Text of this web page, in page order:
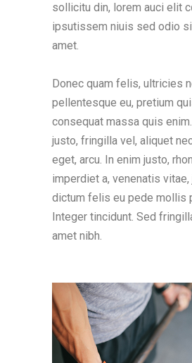
sollicitu din, lorem auci elit
ipsutissem niuis sed odio
amet.
Donec quam felis, ultricies
pellentesque eu, pretium
consequat massa quis
justo, fringilla vel, aliquet
eget, arcu. In enim justo,
imperdiet a, venenatis vitae,
dictum felis eu pede mollis
Integer tincidunt. Sed
amet nibh.